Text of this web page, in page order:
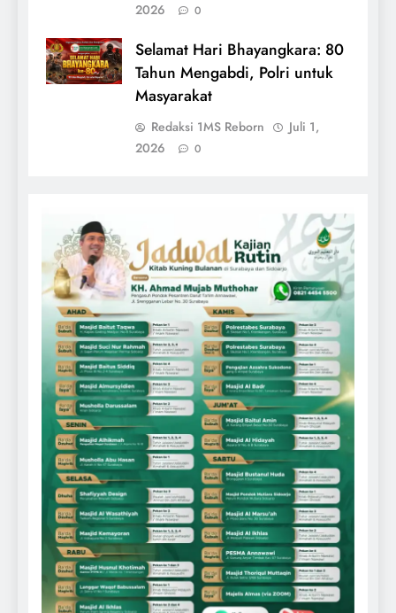
2026
0
Selamat Hari Bhayangkara: 80
Tahun Mengabdi, Polri untuk
Masyarakat
Redaksi 1MS Reborn
Juli 1,
2026
0